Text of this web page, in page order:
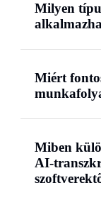
Milyen
Miért
Miben
AI-